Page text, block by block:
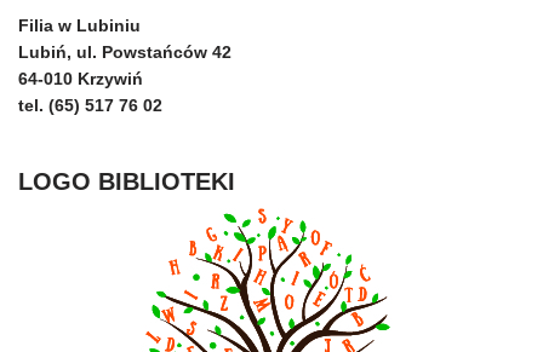
Filia w Lubiniu
Lubiń, ul. Powstańców 42
64-010 Krzywiń
tel. (65) 517 76 02
LOGO BIBLIOTEKI